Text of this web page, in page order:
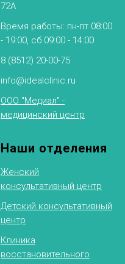
72А
Время работы: пн-пт 08:00
- 19:00, сб 09:00 - 14:00
8 (8512) 20-00-75
info@idealclinic.ru
ООО "Медиал" -
медицинский центр
Наши отделения
Женский
консультативный центр
Детский консультативный
центр
Клиника
восстановительного